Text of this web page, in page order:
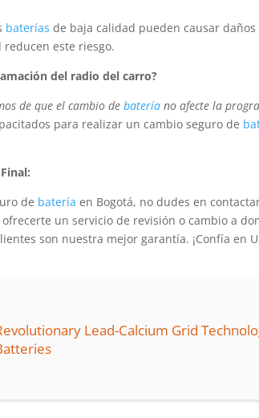
baterías de baja calidad pueden causar
este riesgo.
del radio del carro?
de que el cambio debatería no afecte la
para realizar un cambio seguro de
de batería en Bogotá, no dudes en
un servicio de revisión o cambio a
son nuestra mejor garantía. ¡Confía en
Lead-Calcium Grid